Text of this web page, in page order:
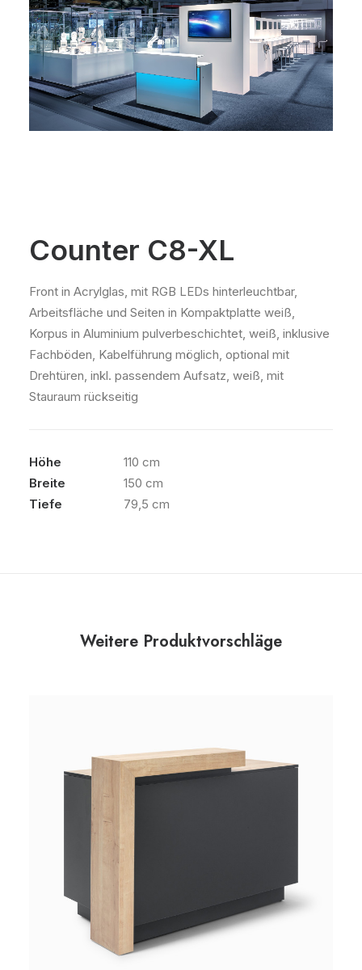
Counter C8-XL
Front in Acrylglas, mit RGB LEDs hinterleuchtbar,
Arbeitsfläche und Seiten in Kompaktplatte weiß,
Korpus in Aluminium pulverbeschichtet, weiß, inklusive
Fachböden, Kabelführung möglich, optional mit
Drehtüren, inkl. passendem Aufsatz, weiß, mit
Stauraum rückseitig
Höhe
110 cm
Breite
150 cm
Tiefe
79,5 cm
Weitere Produktvorschläge